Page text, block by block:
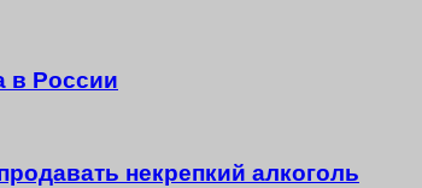
в России
некрепкий алкоголь